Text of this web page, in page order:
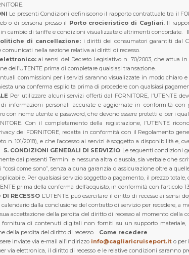
Le presenti Condizioni definiscono il rapporto contrattuale tra il
o di persona presso il Porto crocieristico di Cagliari. Il
cambio di tariffe e condizioni visualizzate o altrimenti concordate.
di cancellazione: i diritti dei consumatori garantiti dal
nella sezione relativa ai diritti di recesso.
elettronico:ai sensi del Decreto Legislativo n. 70/2003, che attua
dell’UTENTE prima di completare qualsiasi transazione.
commissioni per i servizi saranno visualizzate in modo chiaro
una conferma esplicita prima di procedere con qualsiasi
Per utilizzare alcuni servizi offerti dal FORNITORE, l’UTENTE
informazioni personali accurate e aggiornate in conformità
con nome utente e password, che devono essere protetti e per i
Con il completamento della registrazione, l’UTENTE
del FORNITORE, redatta in conformità con il Regolamento
n. 101/2018), e che l’accesso ai servizi è soggetto a disponibilità
5. CONDIZIONI GENERALI DI SERVIZIO Le seguenti condizioni
dai presenti Termini e nessuna altra clausola, sia verbale che
“così come sono”, senza alcuna garanzia o assicurazione oltre a
Per qualsiasi servizio soggetto a pagamento, il prezzo
prima della conferma dell’acquisto, in conformità con l’articolo
RECESSO L’UTENTE può esercitare il diritto di recesso ai sensi
dalla conclusione del contratto di servizio per recedere, a
accettazione della perdita del diritto di recesso al momento della
di contenuti digitali non forniti su un supporto materiale,
della perdita del diritto di recesso.
Come recedere
inviate via e-mail all’indirizzo info@cagliaricruiseport.it o per
via elettronica, il diritto di recesso e le relative condizioni saranno